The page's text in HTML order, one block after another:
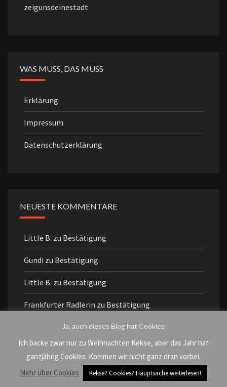
zeigunsdeinestadt
WAS MUSS, DAS MUSS
Erklärung
Impressum
Datenschutzerklärung
NEUESTE KOMMENTARE
Little B. zu Bestätigung
Gundi zu Bestätigung
Little B. zu Bestätigung
Frankfurter Radlerin zu Bestätigung
Punk goes Oper: Macbeth
Ja, auch dieses Blog hat Cookies
Ich backe zwar nur zu Weihnachten Kekse, aber das Jahr hat
ganzjährig Cookies. Kommen wir nicht ganz dran vorbei.
Mehr über Cookies
Kekse? Cookies? Hauptsache weiterlesen!